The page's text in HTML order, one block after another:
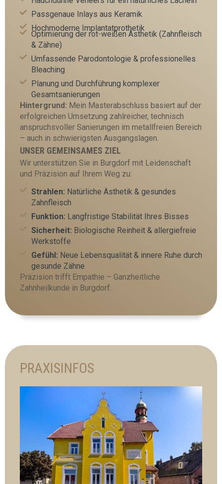
Passgenaue Inlays aus Keramik
Hochmoderne Implantatprothetik
Optimierung der rot-weißen Ästhetik (Zahnfleisch
& Zähne)
Umfassende Parodontologie & professionelles
Bleaching
Planung und Durchführung komplexer
Gesamtsanierungen
Hintergrund: Mein Masterabschluss basiert auf der
erfolgreichen Umsetzung zahlreicher, technisch
anspruchsvoller Sanierungen im metallfreien Bereich
– auch in schwierigsten Ausgangslagen.
UNSER GEMEINSAMES ZIEL
Wir unterstützen Sie in Burgdorf mit Leidenschaft
und Präzision auf Ihrem Weg zu:
Strahlen: Natürliche Ästhetik & gesundes
Zahnfleisch
Funktion: Langfristige Stabilität Ihres Bisses
Sicherheit: Biologische Reinheit & allergiefreie
Werkstoffe
Gefühl: Neue Lebensqualität & innere Ruhe durch
gesunde Zähne
Präzision trifft Empathie – Ganzheitliche
Zahnheilkunde in Burgdorf.
PRAXISINFOS